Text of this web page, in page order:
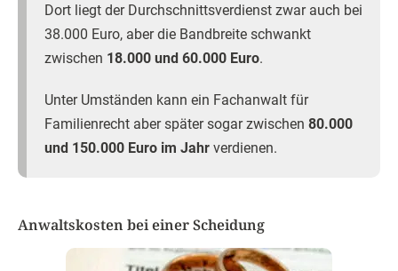
Dort liegt der Durchschnittsverdienst zwar auch bei
38.000 Euro, aber die Bandbreite schwankt
zwischen 18.000 und 60.000 Euro.
Unter Umständen kann ein Fachanwalt für
Familienrecht aber später sogar zwischen 80.000
und 150.000 Euro im Jahr verdienen.
Anwaltskosten bei einer Scheidung